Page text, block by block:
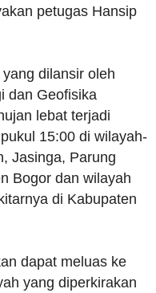
petugas Hansip
dilansir oleh
dan Geofisika
lebat terjadi
15:00 di wilayah-
Jasinga, Parung
Bogor dan wilayah
di Kabupaten
dapat meluas ke
yang diperkirakan